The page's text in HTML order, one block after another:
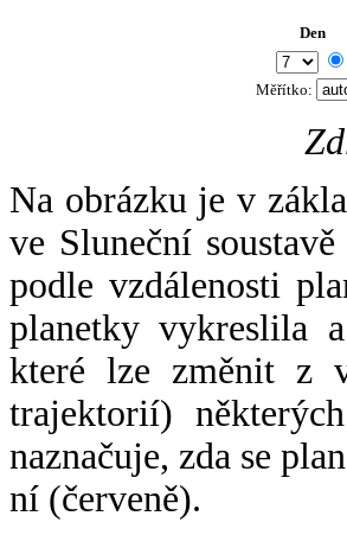
Den
Měřítko:
Na obrázku je v
ve Sluneční
podle vzdálenosti
planetky vykreslila
které lze změnit z
trajektorií)
naznačuje, zda se
ní (červeně).